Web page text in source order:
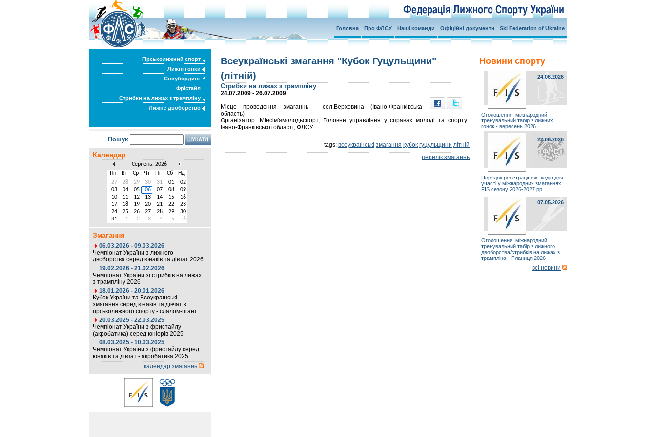
Головна Про ФЛСУ Наші команди Офіційні документи Ski Federation of Ukraine
Гірськолижний спорт
Лижні гонки
Сноубординг
Фрістайл
Стрибки на лижах з трампліну
Лижне двоборство
Пошук
Календар
Серпень, 2026
Пн
Вт Ср Чт Пт Сб
Нд
27
28 29 30 31 01
02
03
04 05 06 07 08
09
10
11 12 13 14 15
16
17
18 19 20 21 22
23
24
25 26 27 28 29
30
31
1 2 3 4 5 6
Змагання
06.03.2026 - 09.03.2026
Чемпіонат України з лижного
двоборства серед юнаків та дівчат 2026
19.02.2026 - 21.02.2026
Чемпіонат України зі стрибків на лижах
з трампліну 2026
18.01.2026 - 20.01.2026
Кубок України та Всеукраїнські
змагання серед юнаків та дівчат з
гірськолижного спорту - слалом-гігант
20.03.2025 - 22.03.2025
Чемпіонат України з фристайлу
(акробатика) серед юніорів 2025
08.03.2025 - 10.03.2025
Чемпіонат України з фристайлу серед
юнаків та дівчат - акробатика 2025
календар змаганнь
Всеукраїнські змагання "Кубок Гуцульщини"
(літній)
Стрибки на лижах з трампліну
24.07.2009 - 26.07.2009
Місце проведення змаганнь - сел.Верховина (Івано-Франківська
область)
Організатор: Мінсім'ямолодьспорт, Головне управління у справах молоді та спорту
Івано-Франківської області, ФЛСУ
tags: всеукраїнські змагання кубок гуцульщини літній
перелік змаганнь
Новини спорту
24.06.2026
Оголошення: міжнародний
тренувальний табір з лижних
гонок - вересень 2026
22.06.2026
Порядок реєстрації фіс-кодів для
участі у міжнародних змаганнях
FIS сезону 2026-2027 рр.
07.05.2026
Оголошення: міжнародний
тренувальний табір з лижного
двоборства/стрибків на лижах з
трампліна - Планиця 2026
всі новини